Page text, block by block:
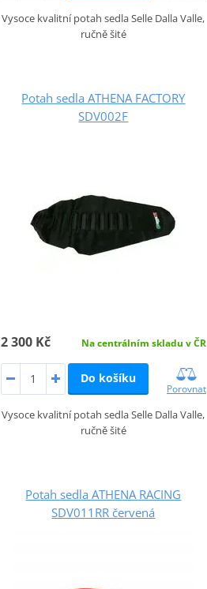
Vysoce kvalitní potah sedla Selle Dalla Valle,
ručně šité
Potah sedla ATHENA FACTORY
SDV002F
2 300 Kč Na centrálním skladu v ČR
Do košíku
Porovnat
Vysoce kvalitní potah sedla Selle Dalla Valle,
ručně šité
Potah sedla ATHENA RACING
SDV011RR červená